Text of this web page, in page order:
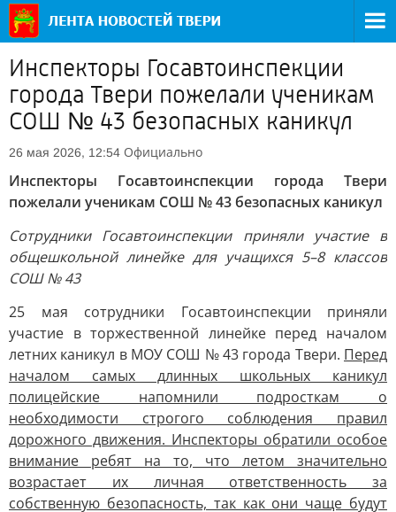
Инспекторы Госавтоинспекции
города Твери пожелали ученикам
СОШ № 43 безопасных каникул
26 мая 2026, 12:54 Официально
Инспекторы Госавтоинспекции города Твери
пожелали ученикам СОШ № 43 безопасных каникул
Сотрудники Госавтоинспекции приняли участие в
общешкольной линейке для учащихся 5–8 классов
СОШ № 43
25 мая сотрудники Госавтоинспекции приняли
участие в торжественной линейке перед началом
летних каникул в МОУ СОШ № 43 города Твери. Перед
началом самых длинных школьных каникул
полицейские напомнили подросткам о
необходимости строгого соблюдения правил
дорожного движения. Инспекторы обратили особое
внимание ребят на то, что летом значительно
возрастает их личная ответственность за
собственную безопасность, так как они чаще будут